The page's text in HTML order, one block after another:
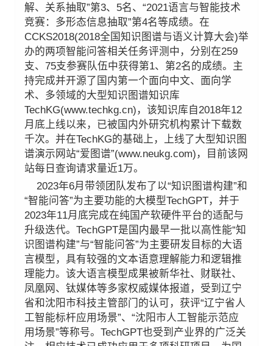
解、关系抽取”第3、5名、“2021语言与智能技术
竞赛：多形态信息抽取”第4名等成绩。在
CCKS2018(2018全国知识图谱与语义计算大会)举
办的两项智能问答相关任务评测中，分别在259
支、75支参赛队伍中获得第1、第2名的成绩。主
持完成并开源了国内第一个面向中文、面向学
术、多领域的大型知识图谱知识库
TechKG(www.techkg.cn)，该知识库自2018年12
月底上线以来，已被国内外研究机构累计下载数
千次。并在TechKG的基础上，上线了大型知识图
谱演示网站“爱图谱”(www.neukg.com)，目前该网
站每日查询请求量近1万。
2023年6月带领团队发布了以“知识图谱构建”和
“智能问答”为主要功能的大模型TechGPT，并于
2023年11月底完成在纯国产软硬件平台的适配与
升级迭代。TechGPT是国内最早一批以高性能“知
识图谱构建”与“智能问答”为主要研发目标的大语
言模型，具有较强的文本语意理解能力和逻辑推
理能力。该大语言模型成果被新华社、财联社、
凤凰网、钛媒体等多家权威媒体报道，受到辽宁
省和沈阳市科技主管部门的认可，获评“辽宁省人
工智能标杆应用场景”、“沈阳市人工智能示范应
用场景”等称号。TechGPT也受到产业界的广泛关